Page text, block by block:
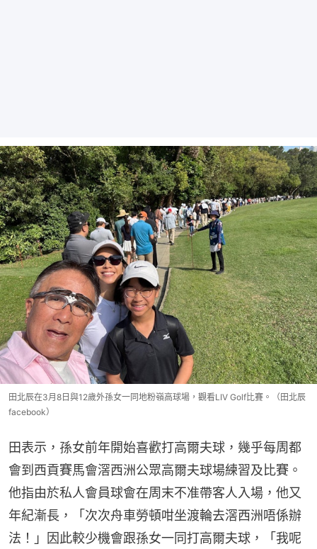
田北辰在3月8日與12歲外孫女一同地粉嶺高球場，觀看LIV Golf比賽。（田北辰
facebook）
田表示，孫女前年開始喜歡打高爾夫球，幾乎每周都
會到西貢賽馬會滘西洲公眾高爾夫球場練習及比賽。
他指由於私人會員球會在周末不准帶客人入場，他又
年紀漸長，「次次舟車勞頓咁坐渡輪去滘西洲唔係辦
法！」因此較少機會跟孫女一同打高爾夫球，「我呢